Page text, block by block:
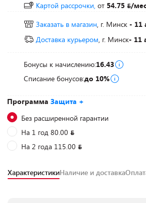
Программа Защита +
Без расширенной гарантии
На 1 год 80.00
На 2 года 115.00
Картой рассрочки, от 54.75
/
Заказать в магазин, г. Минск - 11
Доставка курьером, г. Минск- 11
Бонусы к начислению:16.43
Списание бонусов:до 10%
ХарактеристикиНаличие и доставка